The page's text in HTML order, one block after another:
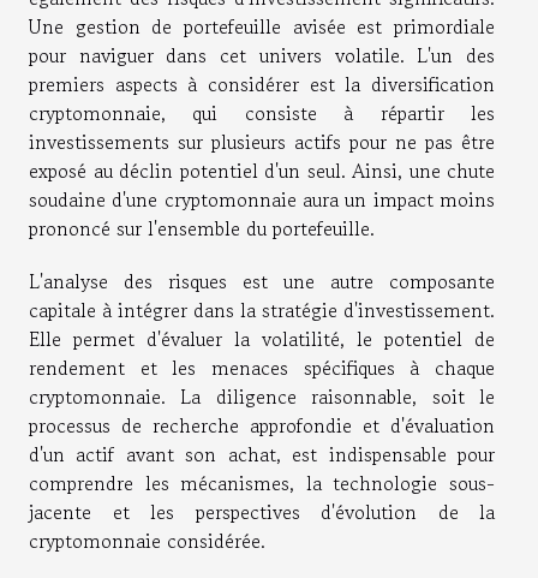
Une gestion de portefeuille avisée est primordiale
pour naviguer dans cet univers volatile. L'un des
premiers aspects à considérer est la diversification
cryptomonnaie, qui consiste à répartir les
investissements sur plusieurs actifs pour ne pas être
exposé au déclin potentiel d'un seul. Ainsi, une chute
soudaine d'une cryptomonnaie aura un impact moins
prononcé sur l'ensemble du portefeuille.
L'analyse des risques est une autre composante
capitale à intégrer dans la stratégie d'investissement.
Elle permet d'évaluer la volatilité, le potentiel de
rendement et les menaces spécifiques à chaque
cryptomonnaie. La diligence raisonnable, soit le
processus de recherche approfondie et d'évaluation
d'un actif avant son achat, est indispensable pour
comprendre les mécanismes, la technologie sous-
jacente et les perspectives d'évolution de la
cryptomonnaie considérée.